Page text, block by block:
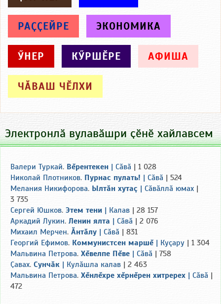
РАҪҪЕЙРЕ ЭКОНОМИКА
ӲНЕР КӲРШӖРЕ АФИША
ЧӐВАШ ЧӖЛХИ
Электронлӑ вулавӑшри ҫӗнӗ хайлавсем
Валери Туркай. Вĕрентекен | Сăвă | 1 028
Николай Плотников. Пурнас пулать! | Сăвă | 524
Мелания Никифорова. Ылтăн хутаç | Сăвăллă юмах |
3 735
Сергей Юшков. Этем тени | Калав | 28 157
Аркадий Лукин. Ленин ялта | Сăвă | 2 076
Михаил Мерчен. Ăнтăлу | Сăвă | 831
Георгий Ефимов. Коммунистсен маршĕ | Куçару | 1 304
Мальвина Петрова. Хĕвелпе Пĕве | Сăвă | 758
Ҫавах. Сунчăк | Кулăшла калав | 2 463
Мальвина Петрова. Хĕнлĕхре хĕрнĕрен хитререх | Сăвă |
472